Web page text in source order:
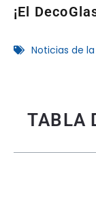
¡El
Noticias de
TABLA